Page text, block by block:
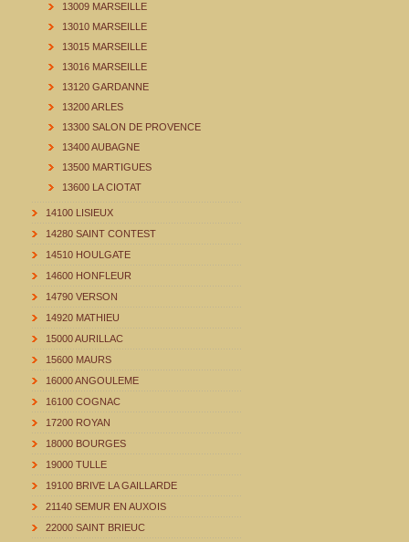
13009 MARSEILLE
13010 MARSEILLE
13015 MARSEILLE
13016 MARSEILLE
13120 GARDANNE
13200 ARLES
13300 SALON DE PROVENCE
13400 AUBAGNE
13500 MARTIGUES
13600 LA CIOTAT
14100 LISIEUX
14280 SAINT CONTEST
14510 HOULGATE
14600 HONFLEUR
14790 VERSON
14920 MATHIEU
15000 AURILLAC
15600 MAURS
16000 ANGOULEME
16100 COGNAC
17200 ROYAN
18000 BOURGES
19000 TULLE
19100 BRIVE LA GAILLARDE
21140 SEMUR EN AUXOIS
22000 SAINT BRIEUC